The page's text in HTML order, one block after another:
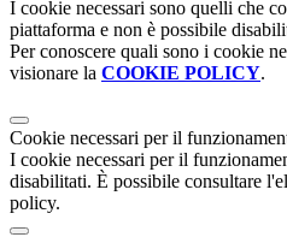
I cookie necessari sono quelli che
piattaforma e non è possibile
Per conoscere quali sono i cookie
visionare la COOKIE POLICY.
Cookie necessari per il
I cookie necessari per il
disabilitati. È possibile consultare
policy.